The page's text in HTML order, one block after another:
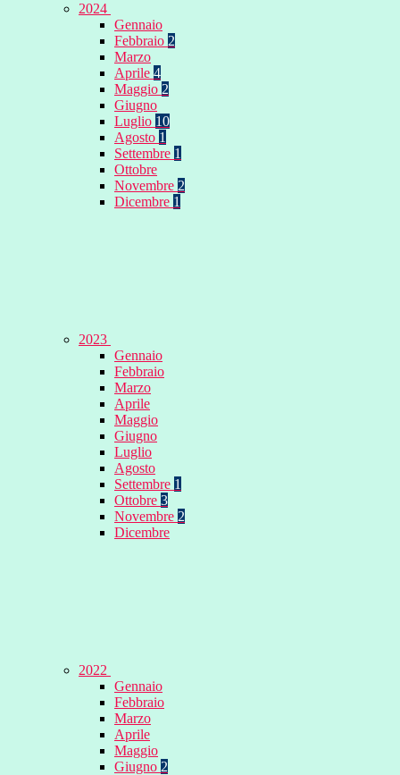
2024
Gennaio
Febbraio 2
Marzo
Aprile 4
Maggio 2
Giugno
Luglio 10
Agosto 1
Settembre 1
Ottobre
Novembre 2
Dicembre 1
2023
Gennaio
Febbraio
Marzo
Aprile
Maggio
Giugno
Luglio
Agosto
Settembre 1
Ottobre 3
Novembre 2
Dicembre
2022
Gennaio
Febbraio
Marzo
Aprile
Maggio
Giugno 2